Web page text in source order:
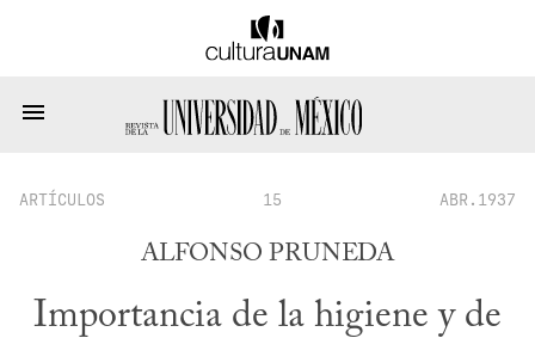
ARTÍCULOS 15 ABR.1937
ALFONSO PRUNEDA
Importancia de la higiene y de